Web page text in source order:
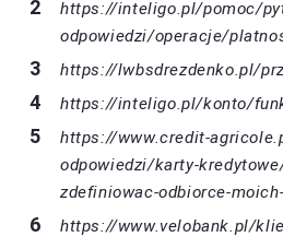
https://inteligo.pl/pomoc/
odpowiedzi/operacje/
https://lwbsdrezdenko.pl/
https://inteligo.pl/konto/
https://www.credit-
odpowiedzi/karty-
zdefiniowac-odbiorce-
https://www.velobank.pl/